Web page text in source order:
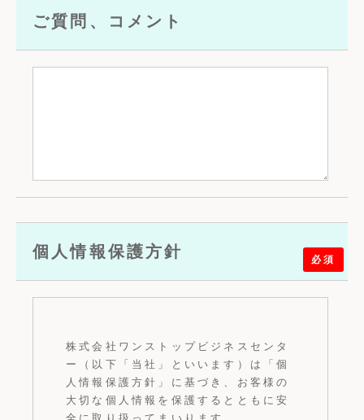
ご質問、コメント
個人情報保護方針 必須
株式会社ワンストップビジネスセンタ
ー（以下「当社」といいます）は「個
人情報保護方針」に基づき、お客様の
大切な個人情報を保護するとともに安